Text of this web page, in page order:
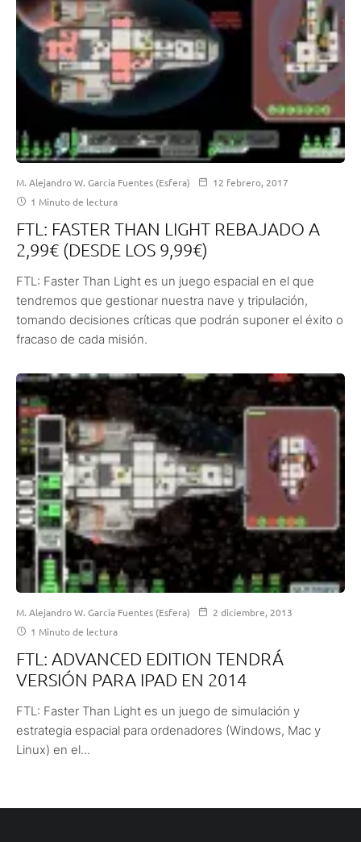
M. Alejandro W. García Fuentes (Esfera)
12 febrero, 2017
1 Minuto de lectura
FTL: FASTER THAN LIGHT REBAJADO A
2,99€ (DESDE LOS 9,99€)
FTL: Faster Than Light es un juego espacial en el que
tendremos que gestionar nuestra nave y tripulación,
tomando decisiones críticas que podrán suponer el éxito o
fracaso de cada misión.
M. Alejandro W. García Fuentes (Esfera)
2 diciembre, 2013
1 Minuto de lectura
FTL: ADVANCED EDITION TENDRÁ
VERSIÓN PARA IPAD EN 2014
FTL: Faster Than Light es un juego de simulación y
estrategia espacial para ordenadores (Windows, Mac y
Linux) en el...